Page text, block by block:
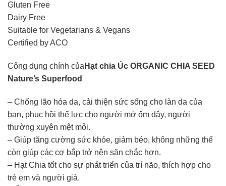
Gluten Free
Dairy Free
Suitable for Vegetarians & Vegans
Certified by ACO
Công dụng chính của Hạt chia Úc ORGANIC CHIA SEED
Nature’s Superfood
– Chống lão hóa da, cải thiện sức sống cho làn da của
bạn, phục hồi thể lực cho người mớ ốm dậy, người
thường xuyên mệt mỏi.
– Giúp tăng cường sức khỏe, giảm béo, không những thế
còn giúp các cơ bắp trở nên săn chắc hơn.
– Hạt Chia tốt cho sự phát triển của trí não, thích hợp cho
trẻ em và người già.